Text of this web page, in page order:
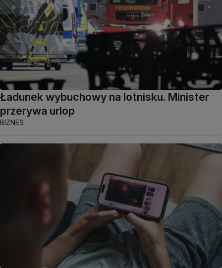
Ładunek wybuchowy na lotnisku. Minister
przerywa urlop
BIZNES